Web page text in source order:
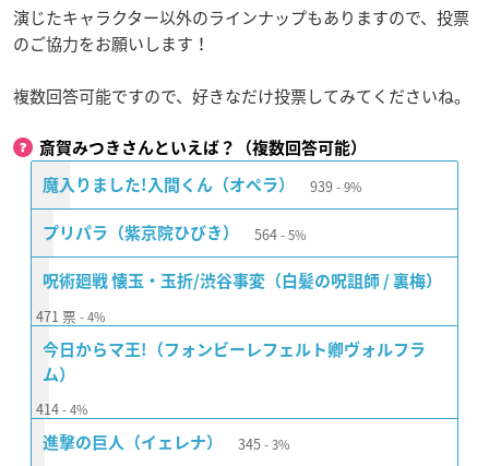
演じたキャラクター以外のラインナップもありますので、投票
のご協力をお願いします！
複数回答可能ですので、好きなだけ投票してみてくださいね。
斎賀みつきさんといえば？（複数回答可能）
魔入りました!入間くん（オペラ） 939 9%
プリパラ（紫京院ひびき） 564 5%
呪術廻戦 懐玉・玉折/渋谷事変（白髪の呪詛師 / 裏梅）
471 票 4%
今日からマ王!（フォンビーレフェルト卿ヴォルフラ
ム）
414 4%
進撃の巨人（イェレナ） 345 3%